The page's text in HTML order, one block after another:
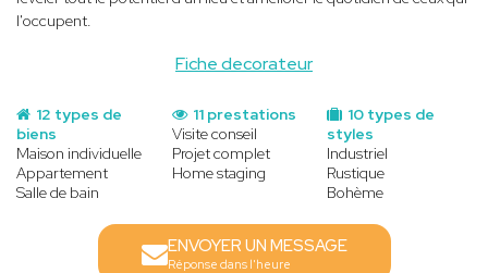
Fiche decorateur
l'occupent.
12 types de
biens
Maison individuelle
Appartement
Salle de bain
10 types de
styles
Industriel
Rustique
Bohème
11 prestations
Visite conseil
Projet complet
Home staging
ENVOYER UN MESSAGE
Réponse dans l'heure